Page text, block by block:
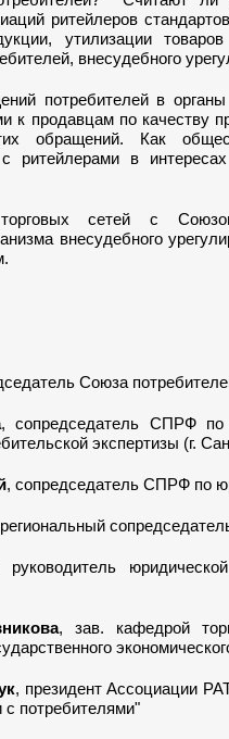
ритейлеров
утилизации
внесудебного
потребителей в
к продавцам по качеству
обращений. Как
с ритейлерами в
торговых сетей с
внесудебного
Союза
, сопредседатель СПРФ по
экспертизы (г.
, сопредседатель СПРФ по
руководитель
, зав. кафедрой
, президент Ассоциации
с потребителями"